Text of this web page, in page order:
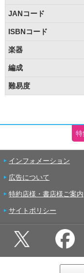
JANコード
ISBNコード
楽器
編成
難易度
特
インフォメーション
広告について
特約店様・書店様ご案内
サイトポリシー